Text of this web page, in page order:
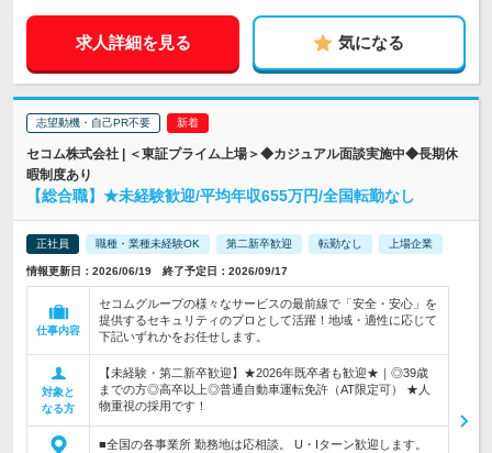
求人詳細を見る 気になる
志望動機・自己PR不要
セコム株式会社 | ＜東証プライム上場＞◆カジュアル面談実施中◆長期休
暇制度あり
【総合職】★未経験歓迎/平均年収655万円/全国転勤なし
正社員 職種・業種未経験OK 第二新卒歓迎 転勤なし 上場企業
情報更新日：2026/06/19 終了予定日：2026/09/17
仕事内容
セコムグループの様々なサービスの最前線で「安全・安心」を
提供するセキュリティのプロとして活躍！地域・適性に応じて
下記いずれかをお任せします。
対象と
なる方
【未経験・第二新卒歓迎】★2026年既卒者も歓迎★｜◎39歳
までの方◎高卒以上◎普通自動車運転免許（AT限定可） ★人
物重視の採用です！
■全国の各事業所 勤務地は応相談。 U・Iターン歓迎します。